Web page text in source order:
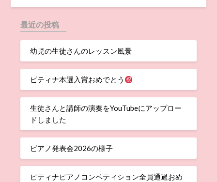
最近の投稿
幼児の生徒さんのレッスン風景
ピティナ本選入賞おめでとう
生徒さんと講師の演奏をYouTubeにアップロー
ドしました
ピアノ発表会2026の様子
ピティナピアノコンペティション全員通過おめ